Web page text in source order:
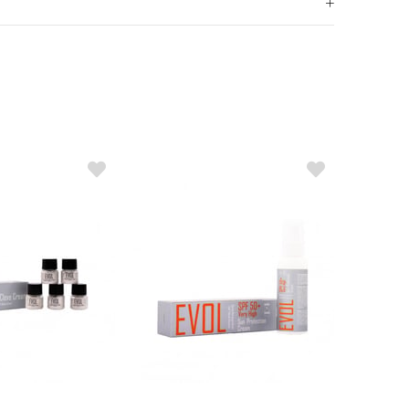
seçin.
tasarlanmış Renk Koruma formülümüzle